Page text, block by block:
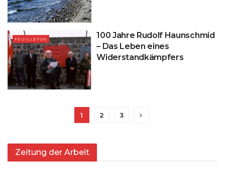
FEUILLETON
100 Jahre Rudolf Haunschmid
– Das Leben eines
Widerstandkämpfers
1 2 3
Zeitung der Arbeit